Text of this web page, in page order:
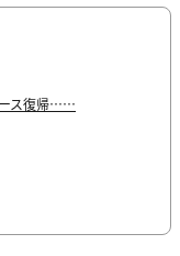
ース復帰……